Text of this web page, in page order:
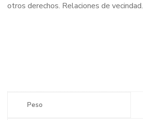
otros derechos. Relaciones de vecindad.
Peso